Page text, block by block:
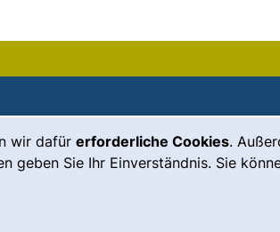
wir dafür erforderliche Cookies.
geben Sie Ihr Einverständnis. Sie
/ Cookies akzeptieren
Sprache
Impressum